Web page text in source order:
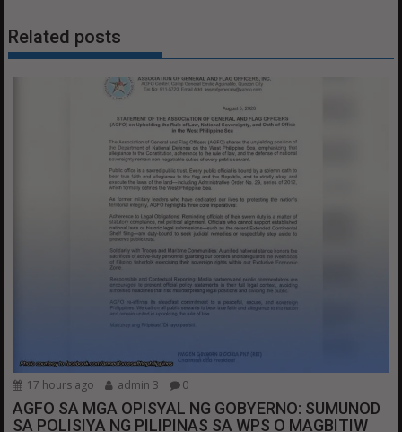
Related posts
17 hours ago admin 3 0
AGFO SA MGA OPISYAL NG GOBYERNO: SUMUNOD
SA POLISIYA NG PILIPINAS SA WPS O MAGBITIW